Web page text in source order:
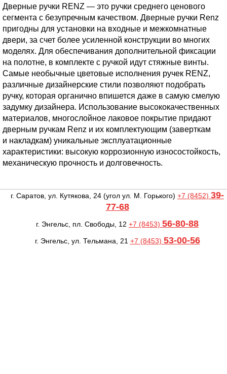
Дверные ручки RENZ — это ручки среднего ценового
сегмента с безупречным качеством. Дверные ручки Renz
пригодны для установки на входные и межкомнатные
двери, за счет более усиленной конструкции во многих
моделях. Для обеспечивания дополнительной фиксации
на полотне, в комплекте с ручкой идут стяжные винты.
Самые необычные цветовые исполнения ручек RENZ,
различные дизайнерские стили позволяют подобрать
ручку, которая органично впишется даже в самую смелую
задумку дизайнера. Использование высококачественных
материалов, многослойное лаковое покрытие придают
дверным ручкам Renz и их комплектующим (заверткам
и накладкам) уникальные эксплуатационные
характеристики: высокую коррозионную износостойкость,
механическую прочность и долговечность.
г. Саратов, ул. Кутякова, 24 (угол ул. М. Горького) +7 (8452) 39-
77-68
г. Энгельс, пл. Свободы, 12 +7 (8453) 56-80-88
г. Энгельс, ул. Тельмана, 21 +7 (8453) 53-00-56